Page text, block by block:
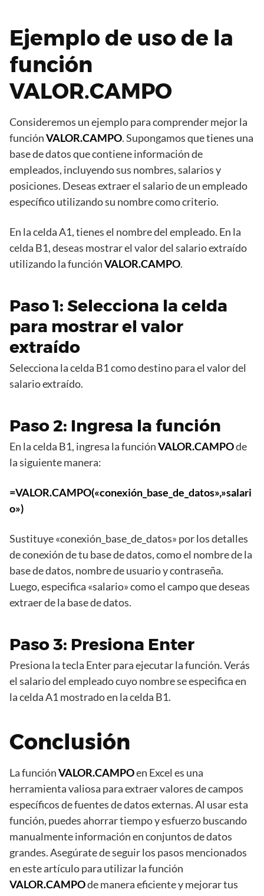
Ejemplo de uso de la
función
VALOR.CAMPO
Consideremos un ejemplo para comprender mejor la
funciónVALOR.CAMPO. Supongamos que tienes una
base de datos que contiene información de
empleados, incluyendo sus nombres, salarios y
posiciones. Deseas extraer el salario de un empleado
específico utilizando su nombre como criterio.
En la celda A1, tienes el nombre del empleado. En la
celda B1, deseas mostrar el valor del salario extraído
utilizando la funciónVALOR.CAMPO.
Paso 1: Selecciona la celda
para mostrar el valor
extraído
Selecciona la celda B1 como destino para el valor del
salario extraído.
Paso 2: Ingresa la función
En la celda B1, ingresa la funciónVALOR.CAMPOde
la siguiente manera:
=VALOR.CAMPO(«conexión_base_de_datos»,»salari
o»)
Sustituye «conexión_base_de_datos» por los detalles
de conexión de tu base de datos, como el nombre de la
base de datos, nombre de usuario y contraseña.
Luego, especifica «salario» como el campo que deseas
extraer de la base de datos.
Paso 3: Presiona Enter
Presiona la tecla Enter para ejecutar la función. Verás
el salario del empleado cuyo nombre se especifica en
la celda A1 mostrado en la celda B1.
Conclusión
La funciónVALOR.CAMPOen Excel es una
herramienta valiosa para extraer valores de campos
específicos de fuentes de datos externas. Al usar esta
función, puedes ahorrar tiempo y esfuerzo buscando
manualmente información en conjuntos de datos
grandes. Asegúrate de seguir los pasos mencionados
en este artículo para utilizar la función
VALOR.CAMPOde manera eficiente y mejorar tus